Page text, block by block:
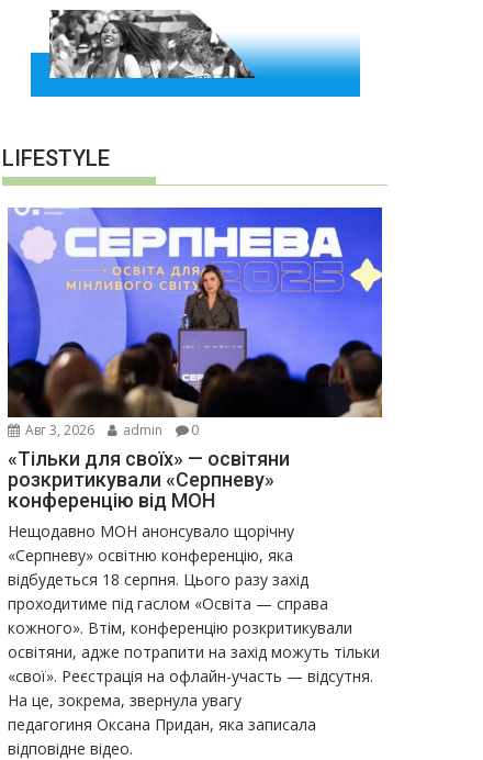
LIFESTYLE
Авг 3, 2026 admin 0
«Тільки для своїх» — освітяни
розкритикували «Серпневу»
конференцію від МОН
Нещодавно МОН анонсувало щорічну
«Серпневу» освітню конференцію, яка
відбудеться 18 серпня. Цього разу захід
проходитиме під гаслом «Освіта — справа
кожного». Втім, конференцію розкритикували
освітяни, адже потрапити на захід можуть тільки
«свої». Реєстрація на офлайн-участь — відсутня.
На це, зокрема, звернула увагу
педагогиня Оксана Придан, яка записала
відповідне відео.